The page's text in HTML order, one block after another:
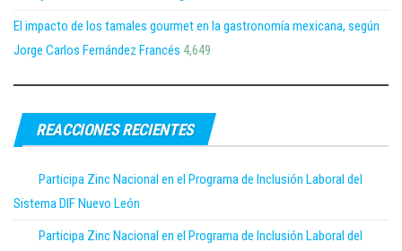
El impacto de los tamales gourmet en la gastronomía mexicana, según
Jorge Carlos Fernández Francés 4,649
REACCIONES RECIENTES
Participa Zinc Nacional en el Programa de Inclusión Laboral del
Sistema DIF Nuevo León
Participa Zinc Nacional en el Programa de Inclusión Laboral del